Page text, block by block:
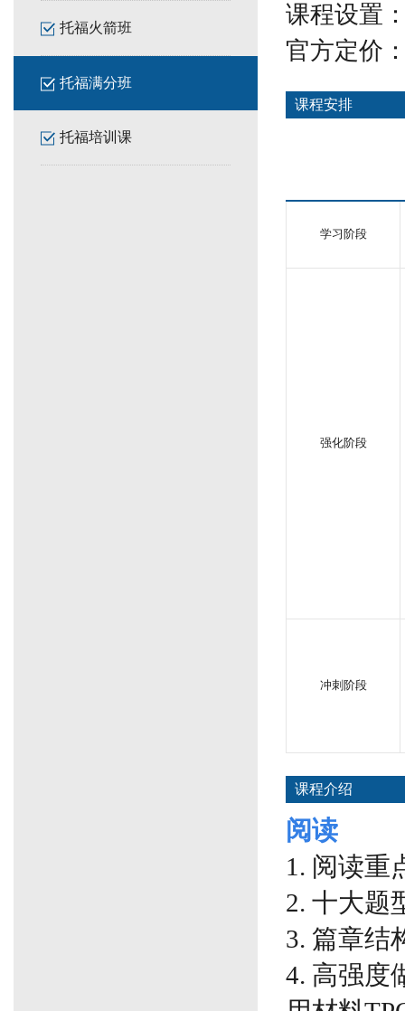
托福火箭班
托福满分班
托福培训课
课程设置
官方定价
课程安排
学习阶段
强化阶段
冲刺阶段
课程介绍
阅读
1. 阅读重
2. 十大题
3. 篇章结
4. 高强度